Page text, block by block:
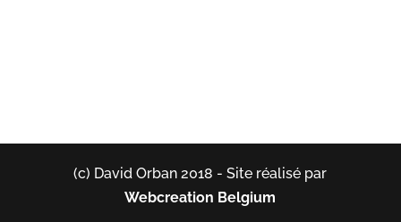
(c) David Orban 2018 - Site réalisé par
Webcreation Belgium